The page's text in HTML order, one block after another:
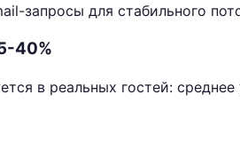
запросы для стабильного
40%
в реальных гостей: